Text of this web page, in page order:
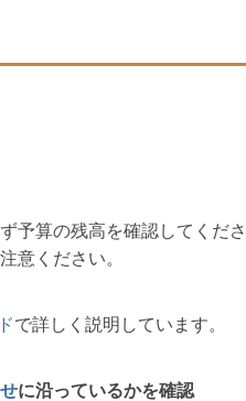
予算の残高を確認してくださ
意ください。
で詳しく説明しています。
に沿っているかを確認